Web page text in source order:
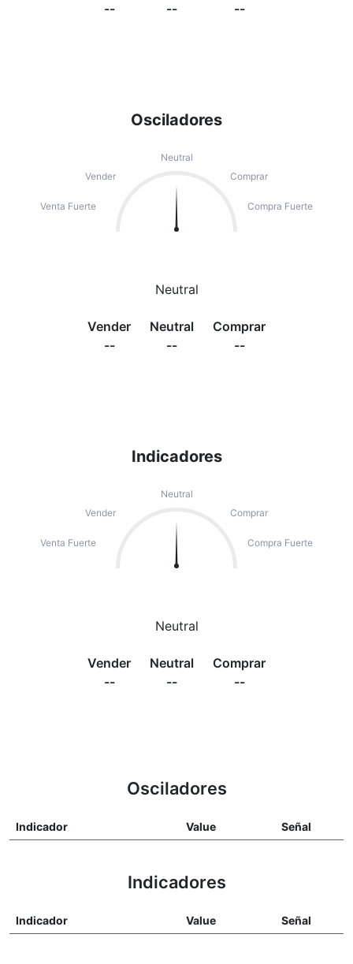
Osciladores
Neutral
Vender
Comprar
Venta Fuerte Compra Fuerte
Neutral
Vender
--
Neutral
--
Comprar
--
--
--
--
Indicadores
Neutral
Vender
Comprar
Venta Fuerte Compra Fuerte
Neutral
Vender
--
Neutral
--
Comprar
--
Osciladores
Indicador Value Señal
Indicadores
Indicador Value Señal